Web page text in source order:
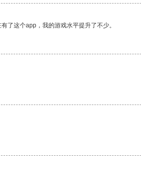
了这个app，我的游戏水平提升了不少。